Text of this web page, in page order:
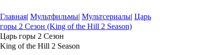
Главная| Мультфильмы| Мультсериалы| Царь
горы 2 Сезон (King of the Hill 2 Season)
Царь горы 2 Сезон
King of the Hill 2 Season